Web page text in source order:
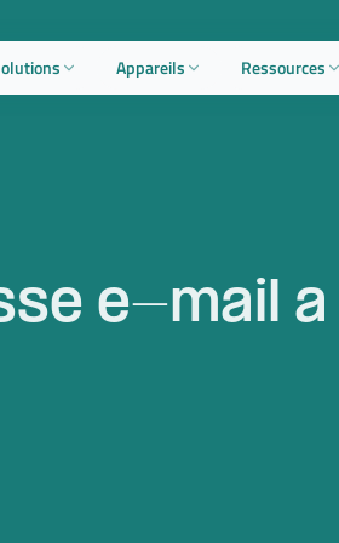
Appareils Ressources
e-mail